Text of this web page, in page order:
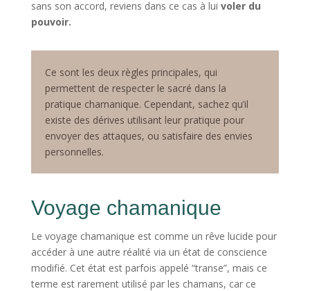
sans son accord, reviens dans ce cas à lui voler du
pouvoir.
Ce sont les deux règles principales, qui
permettent de respecter le sacré dans la
pratique chamanique. Cependant, sachez qu’il
existe des dérives utilisant leur pratique pour
envoyer des attaques, ou satisfaire des envies
personnelles.
Voyage chamanique
Le voyage chamanique est comme un rêve lucide pour
accéder à une autre réalité via un état de conscience
modifié. Cet état est parfois appelé “transe”, mais ce
terme est rarement utilisé par les chamans, car ce